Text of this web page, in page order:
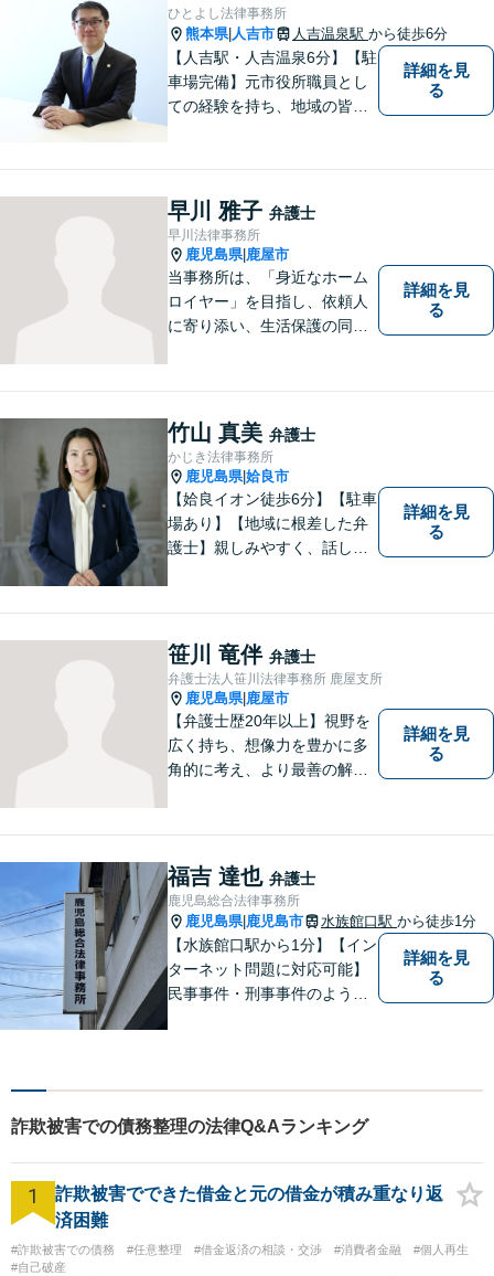
ひとよし法律事務所
熊本県| 人吉市 人吉温泉駅 から徒歩6分
【人吉駅・人吉温泉6分】【駐
車場完備】元市役所職員とし
ての経験を持ち、地域の皆さ
懇切丁寧に対応し、解決を目
指します【LINE対応】
詳細を見
る
早川 雅子 弁護士
早川法律事務所
鹿児島県| 鹿屋市
当事務所は、「身近なホーム
ロイヤー」を目指し、依頼人
に寄り添い、生活保護の同行
っております。
詳細を見
る
竹山 真美 弁護士
かじき法律事務所
鹿児島県|姶良市
【姶良イオン徒歩6分】【駐車
場あり】【地域に根差した弁
護士】親しみやすく、話しや
す。離婚問題／相続問題／借
金問題／交通事故など、幅広
く対応可能。お悩みの方は、
お気軽にご相談ください。
詳細を見
る
笹川 竜伴 弁護士
弁護士法人笹川法律事務所 鹿屋支所
鹿児島県| 鹿屋市
【弁護士歴20年以上】視野を
広く持ち、想像力を豊かに多
角的に考え、より最善の解決
て、弁護士として、全力でサ
ポートいたします。
詳細を見
る
福吉 達也 弁護士
鹿児島総合法律事務所
鹿児島県| 鹿児島市 水族館口駅 から徒歩1分
【水族館口駅から1分】【イン
ターネット問題に対応可能】
民事事件・刑事事件のような
合わせも受け付けておりま
す。お気軽にご相談くださ
い。
詳細を見
る
詐欺被害での債務整理の法律Q&Aランキング
1
詐欺被害でできた借金と元の借金が積み重なり返
済困難
#詐欺被害での債務 #任意整理 #借金返済の相談・交渉 #消費者金融
#個人再生
#自己破産